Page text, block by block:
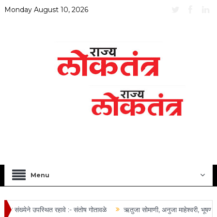
Monday August 10, 2026
Menu
संख्येने उपस्थित रहावे :- संतोष गोतावळे ऋतुजा सोमाणी, अनुजा माहेश्वरी, भूषण